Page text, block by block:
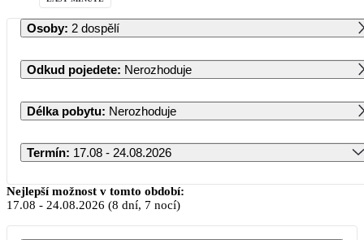
Osoby: 2 dospělí
Odkud pojedete: Nerozhoduje
Délka pobytu: Nerozhoduje
Termín: 17.08 - 24.08.2026
Srpen 2026
PO ÚT ST ČT PÁ SO NE
Nejlepší možnost v tomto období:
17.08 - 24.08.2026 (8 dní, 7 nocí)